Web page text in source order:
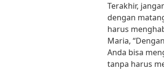
Terakhir,
dengan
harus
Maria,
Anda bisa
tanpa harus